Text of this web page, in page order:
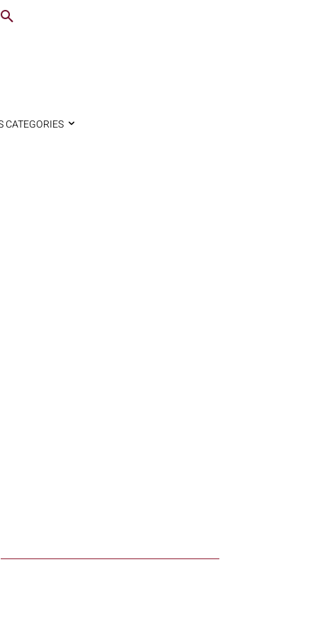
CATEGORIES